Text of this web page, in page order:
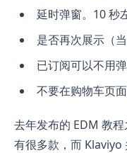
延时弹窗。10 秒
是否再次展示（
已订阅可以不用
不要在购物车页
去年发布的 EDM 教
有很多款，而 Klaviyo